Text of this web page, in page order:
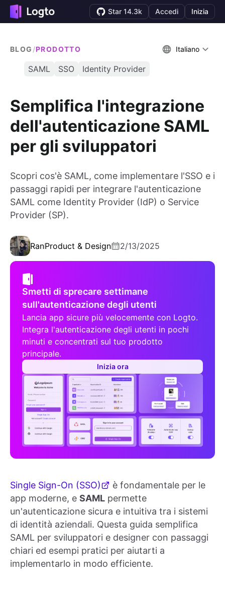
Star 14.3k Accedi Inizia
BLOG /PRODOTTO Italiano
SAML SSO Identity Provider
Semplifica l'integrazione
dell'autenticazione SAML
per gli sviluppatori
Scopri cos'è SAML, come implementare l'SSO e i
passaggi rapidi per integrare l'autenticazione
SAML come Identity Provider (IdP) o Service
Provider (SP).
RanProduct & Design 2/13/2025
Smetti di sprecare settimane
sull'autenticazione degli utenti
Lancia app sicure più velocemente con Logto.
Integra l'autenticazione degli utenti in pochi
minuti e concentrati sul tuo prodotto
principale.
Inizia ora
Single Sign-On (SSO)
è fondamentale per le
app moderne, e SAML permette
un'autenticazione sicura e intuitiva tra i sistemi
di identità aziendali. Questa guida semplifica
SAML per sviluppatori e designer con passaggi
chiari ed esempi pratici per aiutarti a
implementarlo in modo efficiente.